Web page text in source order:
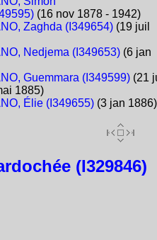
(16 nov 1878 - 1942)
Zaghda (I349654)(19 juil
Nedjema (I349653)(6 jan
Guemmara (I349599)(21
1885)
Élie (I349655)(3 jan 1886)
(I329846)